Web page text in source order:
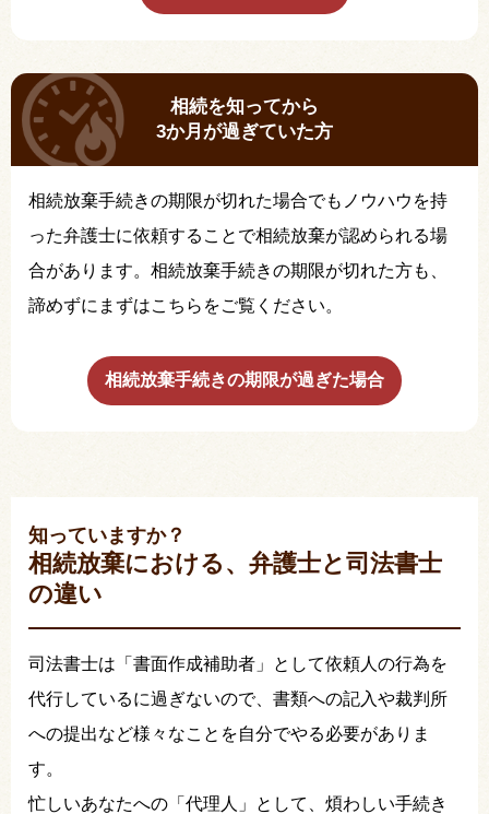
相続を知ってから
3か月が過ぎていた方
相続放棄手続きの期限が切れた場合でもノウハウを持
った弁護士に依頼することで相続放棄が認められる場
合があります。相続放棄手続きの期限が切れた方も、
諦めずにまずはこちらをご覧ください。
相続放棄手続きの期限が過ぎた場合
知っていますか？
相続放棄における、弁護士と司法書士
の違い
司法書士は「書面作成補助者」として依頼人の行為を
代行しているに過ぎないので、書類への記入や裁判所
への提出など様々なことを自分でやる必要がありま
す。
忙しいあなたへの「代理人」として、煩わしい手続き